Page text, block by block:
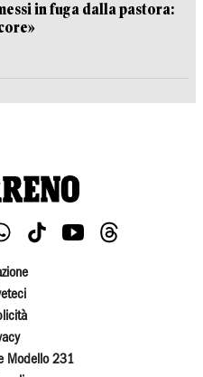
in fuga dalla pastora:
Modello 231